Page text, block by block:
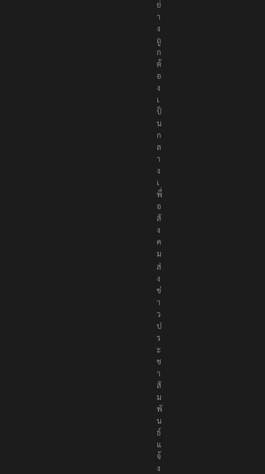
ย่
า
ง
ถู
ก
ต้
อ
ง
เ
ป็
น
ก
ล
า
ง
เ
พื่
อ
สั
ง
ค
ม
ส่
ง
ข่
า
ว
ป
ร
ะ
ช
า
สั
ม
พั
น
ธ์
แ
จ้
ง